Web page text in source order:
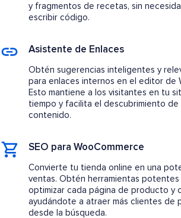
y fragmentos de recetas, sin
escribir código.
Asistente de Enlaces
Obtén sugerencias inteligentes y
para enlaces internos en el editor de
Esto mantiene a los visitantes en tu
tiempo y facilita el descubrimiento de
contenido.
SEO para WooCommerce
Convierte tu tienda online en una
ventas. Obtén herramientas potentes
optimizar cada página de producto y
ayudándote a atraer más clientes de
desde la búsqueda.